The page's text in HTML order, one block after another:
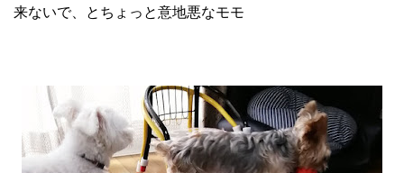
来ないで、とちょっと意地悪なモモ